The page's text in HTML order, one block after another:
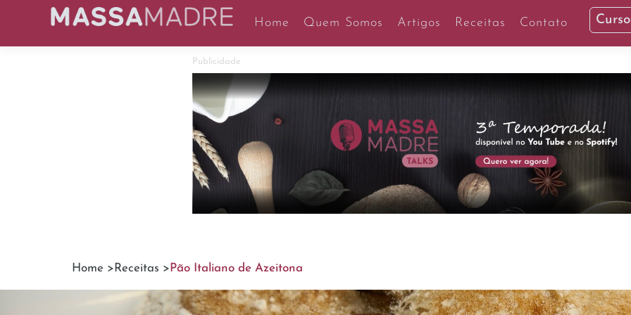
Home Quem Somos Artigos Receitas Contato
Publicidade
Home > Receitas > Pão Italiano de Azeitona